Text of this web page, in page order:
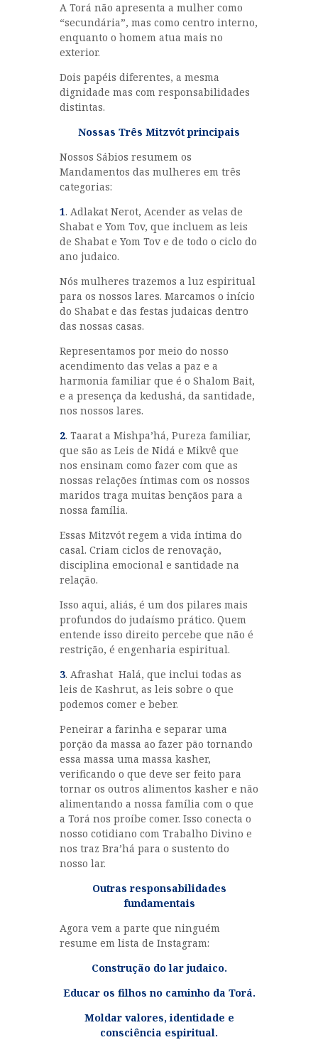
A Torá não apresenta a mulher como
“secundária”, mas como centro interno,
enquanto o homem atua mais no
exterior.
Dois papéis diferentes, a mesma
dignidade mas com responsabilidades
distintas.
Nossas Três Mitzvót principais
Nossos Sábios resumem os
Mandamentos das mulheres em três
categorias:
1. Adlakat Nerot, Acender as velas de
Shabat e Yom Tov, que incluem as leis
de Shabat e Yom Tov e de todo o ciclo do
ano judaico.
Nós mulheres trazemos a luz espiritual
para os nossos lares. Marcamos o início
do Shabat e das festas judaicas dentro
das nossas casas.
Representamos por meio do nosso
acendimento das velas a paz e a
harmonia familiar que é o Shalom Bait,
e a presença da kedushá, da santidade,
nos nossos lares.
2. Taarat a Mishpa’há, Pureza familiar,
que são as Leis de Nidá e Mikvê que
nos ensinam como fazer com que as
nossas relações íntimas com os nossos
maridos traga muitas bençãos para a
nossa família.
Essas Mitzvót regem a vida íntima do
casal. Criam ciclos de renovação,
disciplina emocional e santidade na
relação.
Isso aqui, aliás, é um dos pilares mais
profundos do judaísmo prático. Quem
entende isso direito percebe que não é
restrição, é engenharia espiritual.
3. Afrashat Halá, que inclui todas as
leis de Kashrut, as leis sobre o que
podemos comer e beber.
Peneirar a farinha e separar uma
porção da massa ao fazer pão tornando
essa massa uma massa kasher,
verificando o que deve ser feito para
tornar os outros alimentos kasher e não
alimentando a nossa família com o que
a Torá nos proíbe comer. Isso conecta o
nosso cotidiano com Trabalho Divino e
nos traz Bra’há para o sustento do
nosso lar.
Outras responsabilidades
fundamentais
Agora vem a parte que ninguém
resume em lista de Instagram:
Construção do lar judaico.
Educar os filhos no caminho da Torá.
Moldar valores, identidade e
consciência espiritual.